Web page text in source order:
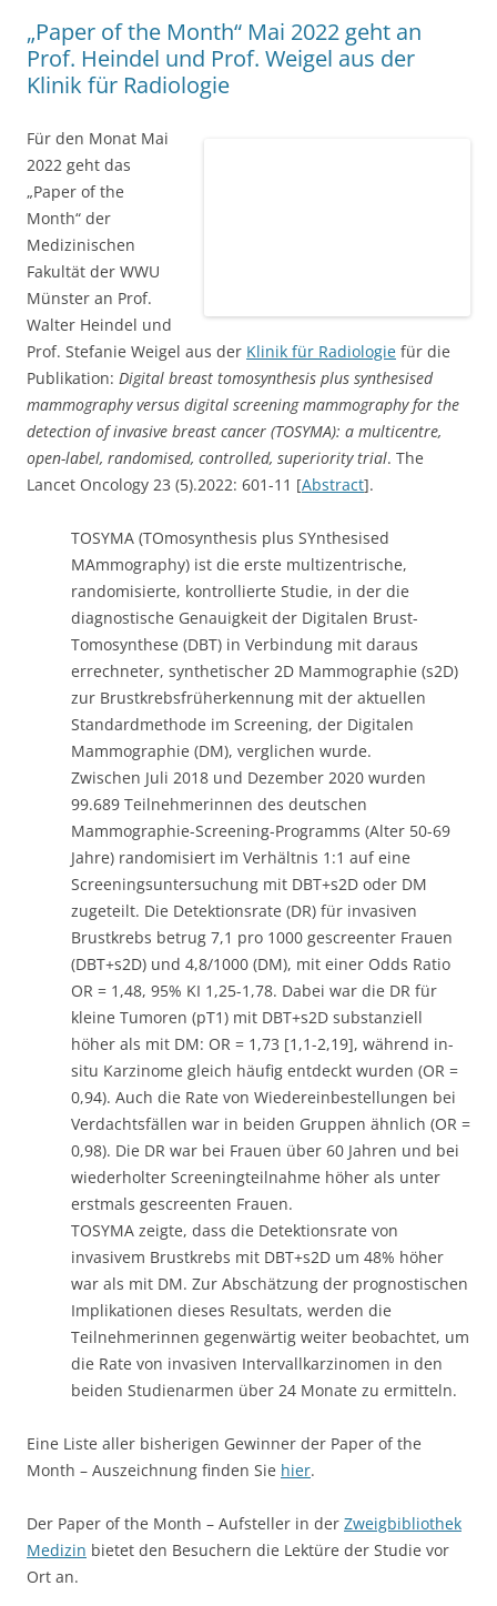
„Paper of the Month“ Mai 2022 geht an
Prof. Heindel und Prof. Weigel aus der
Klinik für Radiologie
Für den Monat Mai
2022 geht das „Paper of the Month“ der Medizinischen
Fakultät der WWU Münster an Prof. Walter Heindel und
Prof. Stefanie Weigel aus der
Publikation:Digital breast tomosynthesis plus synthesised
mammography versus digital screening mammography for the
detection of invasive breast cancer (TOSYMA): a multicentre,
open-label, randomised, controlled, superiority trial. The
Lancet Oncology 23 (5).2022: 601-11 [Abstract].
TOSYMA (TOmosynthesis plus SYnthesised
MAmmography) ist die erste multizentrische,
randomisierte, kontrollierte Studie, in der die
diagnostische Genauigkeit der Digitalen Brust-
errechneter, synthetischer 2D Mammographie (s2D)
zur Brustkrebsfrüherkennung mit der aktuellen
Standardmethode im Screening, der Digitalen
Mammographie (DM), verglichen wurde.
Zwischen Juli 2018 und Dezember 2020 wurden
99.689 Teilnehmerinnen des deutschen
Mammographie-Screening-Programms (Alter 50-69
Jahre) randomisiert im Verhältnis 1:1 auf eine
Screeningsuntersuchung mit DBT+s2D oder DM
zugeteilt. Die Detektionsrate (DR) für invasiven
Brustkrebs betrug 7,1 pro 1000 gescreenter Frauen
(DBT+s2D) und 4,8/1000 (DM), mit einer Odds Ratio
OR = 1,48, 95% KI 1,25-1,78. Dabei war die DR für
kleine Tumoren (pT1) mit DBT+s2D substanziell
höher als mit DM: OR = 1,73 [1,1-2,19], während in-
situ Karzinome gleich häufig entdeckt wurden (OR =
0,94). Auch die Rate von Wiedereinbestellungen bei
Verdachtsfällen war in beiden Gruppen ähnlich (OR =
0,98). Die DR war bei Frauen über 60 Jahren und bei
wiederholter Screeningteilnahme höher als unter
erstmals gescreenten Frauen.
TOSYMA zeigte, dass die Detektionsrate von
invasivem Brustkrebs mit DBT+s2D um 48% höher
war als mit DM. Zur Abschätzung der prognostischen
Implikationen dieses Resultats, werden die
Teilnehmerinnen gegenwärtig weiter beobachtet, um
die Rate von invasiven Intervallkarzinomen in den
beiden Studienarmen über 24 Monate zu ermitteln.
Eine Liste aller bisherigen Gewinner der Paper of the
Month – Auszeichnung finden Siehier.
Der Paper of the Month – Aufsteller in derZweigbibliothek
Ort an.
Dieser Beitrag wurde am21. Juni 2022vonMedizin-Bibliothekunter
Fakultät